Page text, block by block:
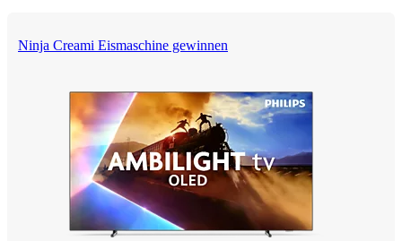
Ninja Creami Eismaschine gewinnen